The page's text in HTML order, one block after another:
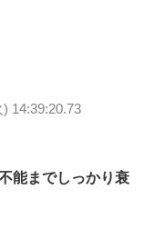
14:39:20.73
能までしっかり衰